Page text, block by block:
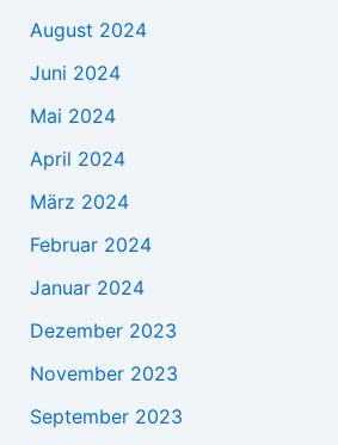
August 2024
Juni 2024
Mai 2024
April 2024
März 2024
Februar 2024
Januar 2024
Dezember 2023
November 2023
September 2023